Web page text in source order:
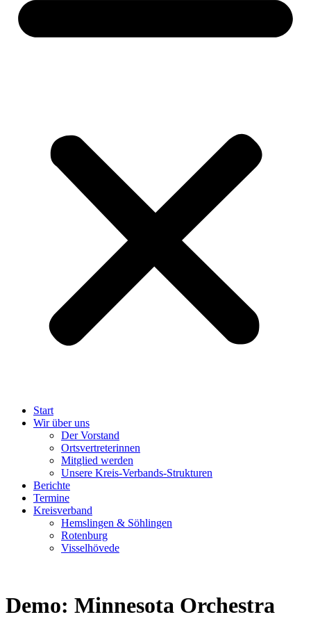
Start
Wir über uns
Der Vorstand
Ortsvertreterinnen
Mitglied werden
Unsere Kreis-Verbands-Strukturen
Berichte
Termine
Kreisverband
Hemslingen & Söhlingen
Rotenburg
Visselhövede
Demo: Minnesota Orchestra